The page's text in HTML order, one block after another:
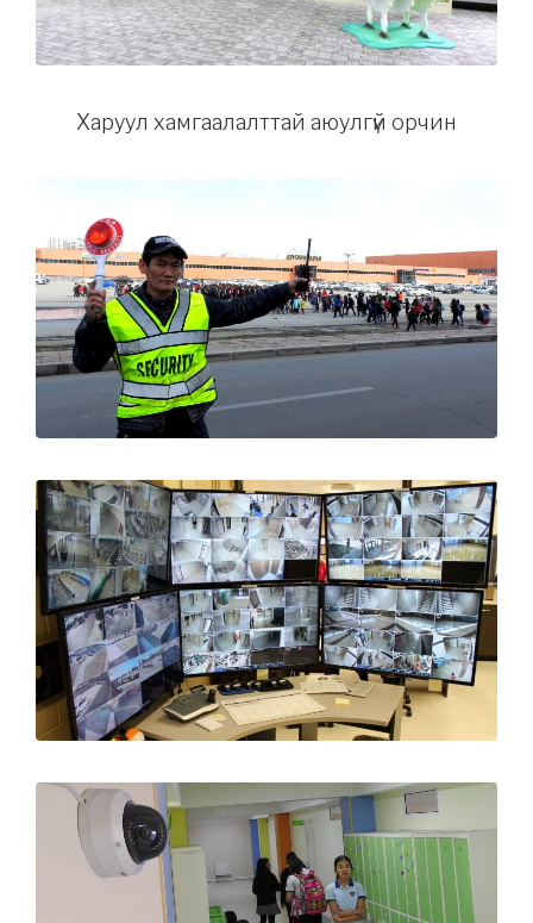
Харуул хамгаалалттай аюулгүй орчин